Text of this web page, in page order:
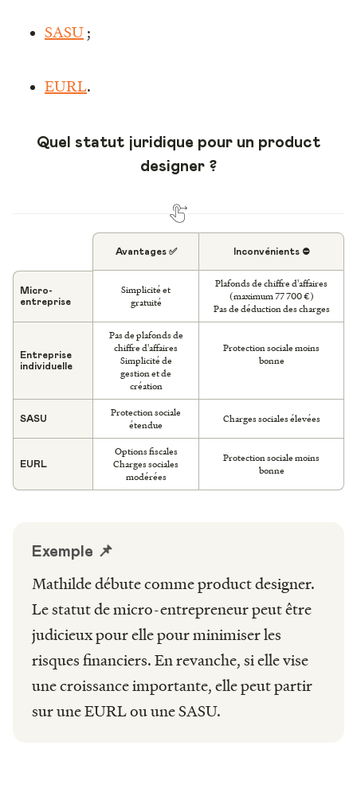
SASU;
EURL.
Quel statut juridique pour un product
designer ?
Avantages ✅ Inconvénients ⛔️
Micro-
entreprise
Simplicité et
gratuité
Plafonds de chiffre d'affaires
(maximum 77 700 €)
Pas de déduction des charges
Entreprise
individuelle
Pas de plafonds de
chiffre d'affaires
Simplicité de
gestion et de
création
Protection sociale moins
bonne
SASU
Protection sociale
étendue
Charges sociales élevées
EURL
Options fiscales
Charges sociales
modérées
Protection sociale moins
bonne
Exemple 📌
Mathilde débute comme product designer.
Le statut de micro-entrepreneur peut être
judicieux pour elle pour minimiser les
risques financiers. En revanche, si elle vise
une croissance importante, elle peut partir
sur une EURL ou une SASU.